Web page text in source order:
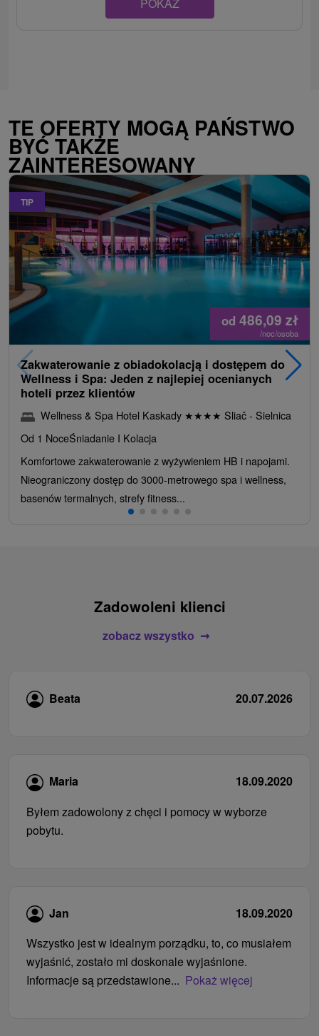
TE OFERTY MOGĄ PAŃSTWO
BYĆ TAKŻE
ZAINTERESOWANY
TIP
od 486,09 zł
/noc/osoba
Zakwaterowanie z obiadokolacją i dostępem do
Wellness i Spa: Jeden z najlepiej ocenianych
hoteli przez klientów
Wellness & Spa Hotel Kaskady ★★★★ Sliač - Sielnica
Od 1 NoceŚniadanie I Kolacja
Komfortowe zakwaterowanie z wyżywieniem HB i napojami.
Nieograniczony dostęp do 3000-metrowego spa i wellness,
basenów termalnych, strefy fitness...
Zadowoleni klienci
zobacz wszystko
Beata 20.07.2026
Maria
18.09.2020
Byłem zadowolony z chęci i pomocy w wyborze
pobytu.
Jan
18.09.2020
Wszystko jest w idealnym porządku, to, co musiałem
wyjaśnić, zostało mi doskonale wyjaśnione.
Informacje są przedstawione... Pokaż więcej